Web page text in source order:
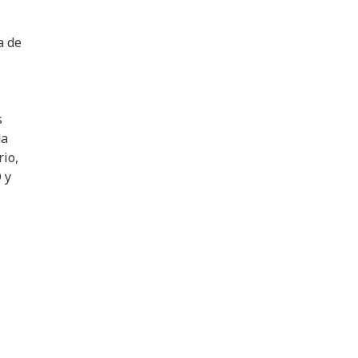
de
y